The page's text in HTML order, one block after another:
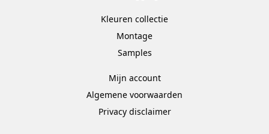
Kleuren collectie
Montage
Samples
Mijn account
Algemene voorwaarden
Privacy disclaimer